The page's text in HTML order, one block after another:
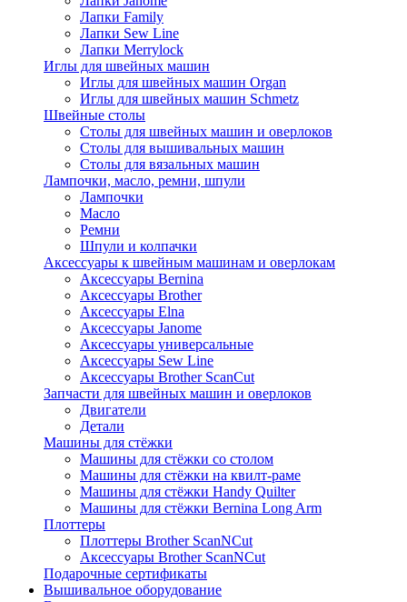
Лапки Family
Лапки Sew Line
Лапки Merrylock
Иглы для швейных машин
Иглы для швейных машин Organ
Иглы для швейных машин Schmetz
Швейные столы
Столы для швейных машин и оверлоков
Столы для вышивальных машин
Столы для вязальных машин
Лампочки, масло, ремни, шпули
Лампочки
Масло
Ремни
Шпули и колпачки
Аксессуары к швейным машинам и оверлокам
Аксессуары Bernina
Аксессуары Brother
Аксессуары Elna
Аксессуары Janome
Аксессуары универсальные
Аксессуары Sew Line
Аксессуары Brother ScanCut
Запчасти для швейных машин и оверлоков
Двигатели
Детали
Машины для стёжки
Машины для стёжки со столом
Машины для стёжки на квилт-раме
Машины для стёжки Handy Quilter
Машины для стёжки Bernina Long Arm
Плоттеры
Плоттеры Brother ScanNCut
Аксессуары Brother ScanNCut
Подарочные сертификаты
Вышивальное оборудование